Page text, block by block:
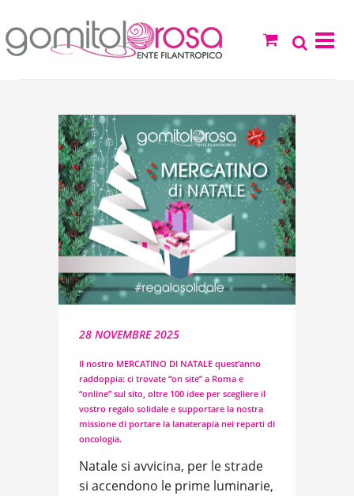
28 NOVEMBRE 2025
Il nostro MERCATINO DI NATALE quest’anno
raddoppia: ci trovate “on site” a Roma e
“online” sul sito, oltre 100 idee per scegliere il
vostro regalo solidale e supportare la nostra
missione di portare la lanaterapia nei reparti di
oncologia.
Natale si avvicina, per le strade
si accendono le prime luminarie,